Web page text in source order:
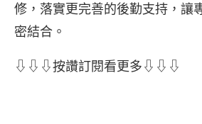
修，落實更完善的後勤支持，讓
密結合。
⇩⇩⇩按讚訂閱看更多⇩⇩⇩